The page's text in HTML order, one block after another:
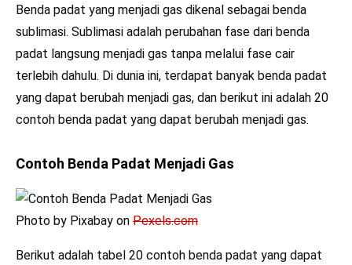
Benda padat yang menjadi gas dikenal sebagai benda
sublimasi. Sublimasi adalah perubahan fase dari benda
padat langsung menjadi gas tanpa melalui fase cair
terlebih dahulu. Di dunia ini, terdapat banyak benda padat
yang dapat berubah menjadi gas, dan berikut ini adalah 20
contoh benda padat yang dapat berubah menjadi gas.
Contoh Benda Padat Menjadi Gas
Photo by Pixabay on Pexels.com
Berikut adalah tabel 20 contoh benda padat yang dapat